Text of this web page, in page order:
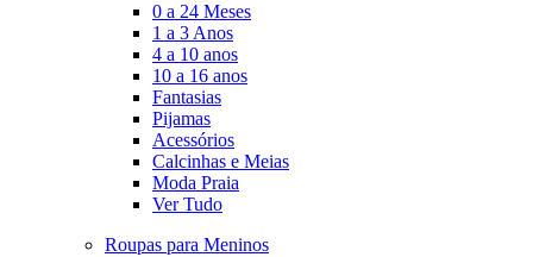
0 a 24 Meses
1 a 3 Anos
4 a 10 anos
10 a 16 anos
Fantasias
Pijamas
Acessórios
Calcinhas e Meias
Moda Praia
Ver Tudo
Roupas para Meninos